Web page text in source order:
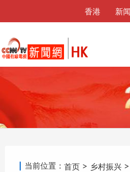
香港 新
当前位置： 首页 > 乡村振兴 >